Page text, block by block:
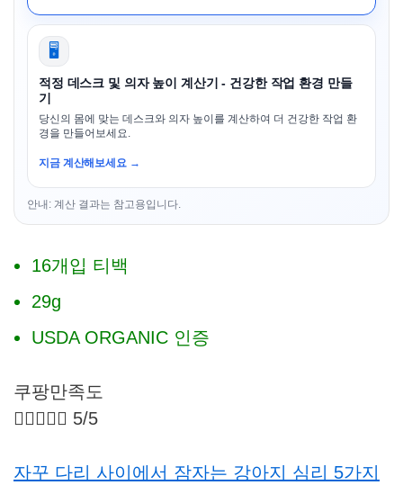
🖥️
적정 데스크 및 의자 높이 계산기 - 건강한 작업 환경 만들
기
당신의 몸에 맞는 데스크와 의자 높이를 계산하여 더 건강한 작업 환
경을 만들어보세요.
지금 계산해보세요 →
안내: 계산 결과는 참고용입니다.
16개입 티백
29g
USDA ORGANIC 인증
쿠팡만족도
 5/5
자꾸 다리 사이에서 잠자는 강아지 심리 5가지